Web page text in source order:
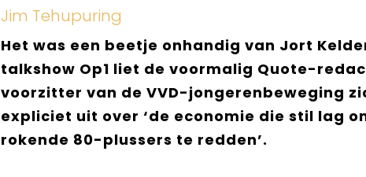
Jim Tehupuring
Het was een beetje onhandig van Jort
talkshow Op1 liet de voormalig Quote-
voorzitter van de VVD-jongerenbeweging
expliciet uit over ‘de economie die stil lag
rokende 80-plussers te redden’.